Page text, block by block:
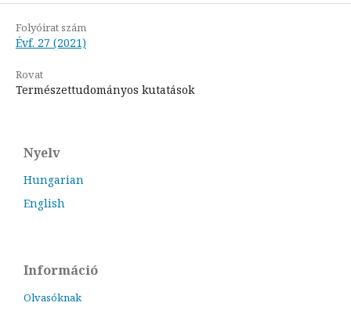
Folyóirat szám
Évf. 27 (2021)
Rovat
Természettudományos kutatások
Nyelv
Hungarian
English
Információ
Olvasóknak